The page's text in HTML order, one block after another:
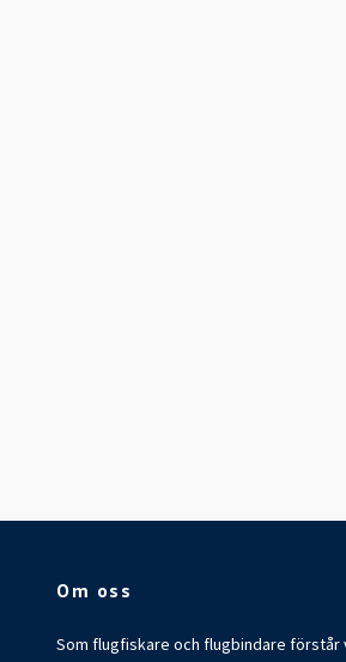
Om oss
Som flugfiskare och flugbindare förstår